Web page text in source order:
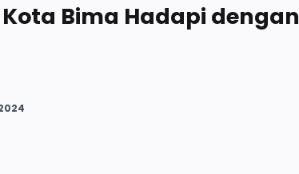
Bima Hadapi dengan